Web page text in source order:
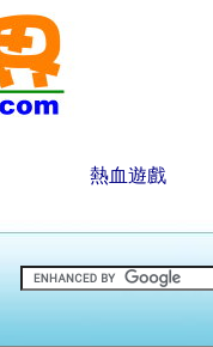
熱血遊戲